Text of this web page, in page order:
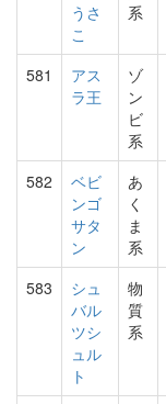
うさ
こ
系
581
アス
ラ王
ゾ
ン
ビ
系
582
ベビ
ンゴ
サタ
ン
あ
く
ま
系
583
シュ
バル
ツシ
ュル
ト
物
質
系